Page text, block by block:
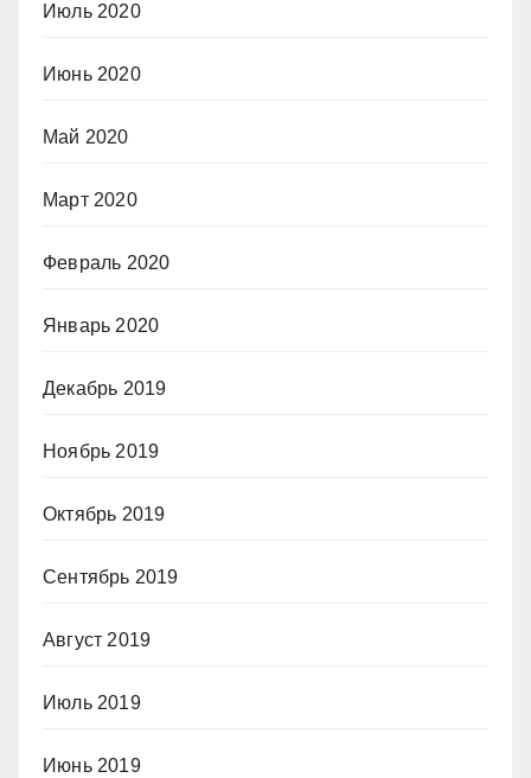
Июль 2020
Июнь 2020
Май 2020
Март 2020
Февраль 2020
Январь 2020
Декабрь 2019
Ноябрь 2019
Октябрь 2019
Сентябрь 2019
Август 2019
Июль 2019
Июнь 2019